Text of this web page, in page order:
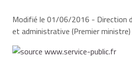
d'hébergement du
Modifié le 01/06/2016 - Direction
et administrative (Premier ministre)